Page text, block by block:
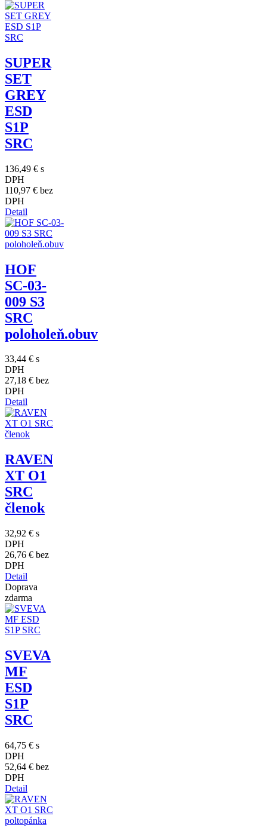
SUPER
SET
GREY
ESD
S1P
SRC
136,49 € s
DPH
110,97 € bez
DPH
Detail
HOF
SC-03-
009 S3
SRC
poloholeň.obuv
33,44 € s
DPH
27,18 € bez
DPH
Detail
RAVEN
XT O1
SRC
členok
32,92 € s
DPH
26,76 € bez
DPH
Detail
Doprava
zdarma
SVEVA
MF
ESD
S1P
SRC
64,75 € s
DPH
52,64 € bez
DPH
Detail